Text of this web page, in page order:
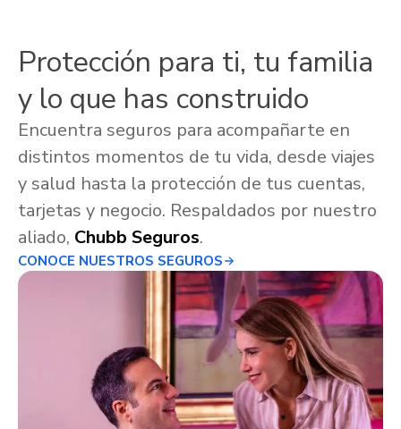
Protección para ti, tu familia
y lo que has construido
Encuentra seguros para acompañarte en
distintos momentos de tu vida, desde viajes
y salud hasta la protección de tus cuentas,
tarjetas y negocio. Respaldados por nuestro
aliado, Chubb Seguros.
CONOCE NUESTROS SEGUROS